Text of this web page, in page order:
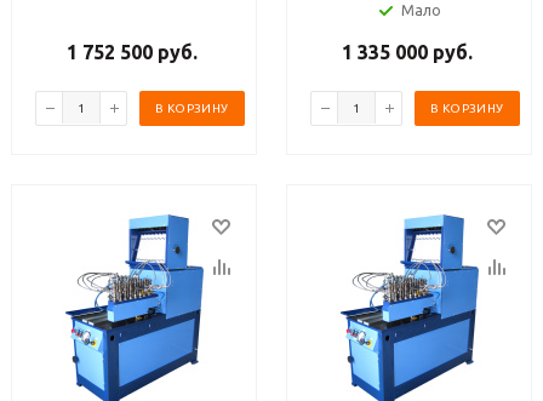
1 752 500 руб.
В КОРЗИНУ
Мало
1 335 000 руб.
В КОРЗИНУ